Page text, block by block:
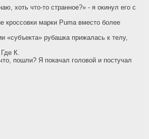
хоть что-то странное?» - я окинул его с
марки Puma вместо более
«субъекта» рубашка прижалась к телу,
К.
пошли? Я покачал головой и постучал